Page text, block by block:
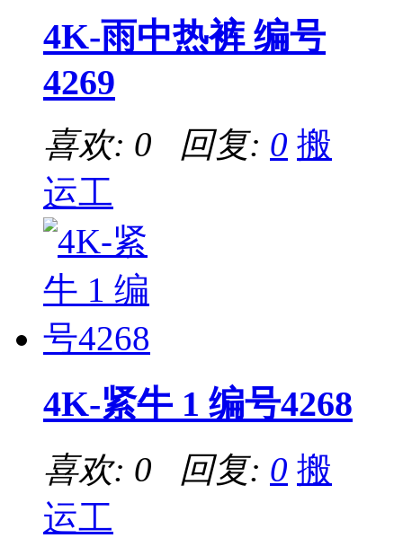
4K-雨中热裤 编号
4269
喜欢: 0 回复: 0 搬
运工
4K-紧牛 1 编号4268
喜欢: 0 回复: 0 搬
运工